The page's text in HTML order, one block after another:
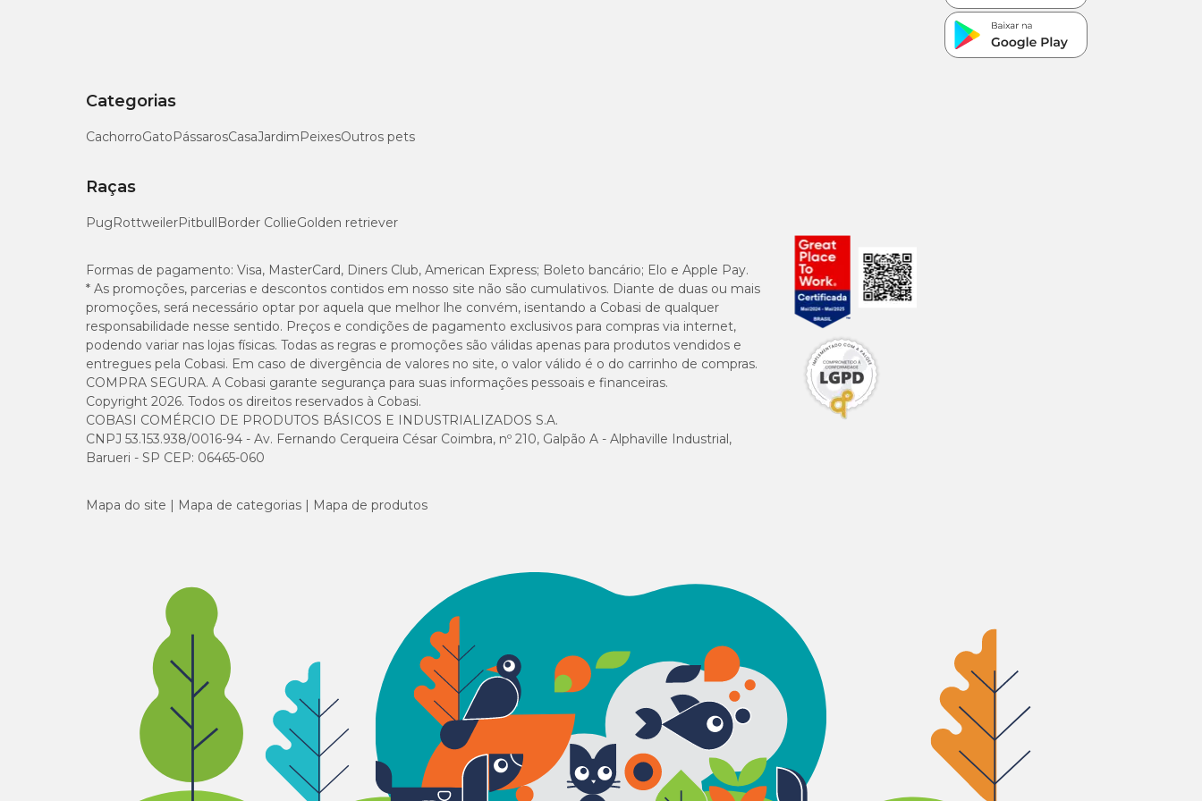
Cálcio (Máx.)
Fósforo (Mín.)
Potássio (Mín.) 5.000 mg/kg
Mananoligossacarídeos / MOS (Mín.) 220 mg/kg
Frutooligossacarídeos / FOS (Mín.) 220 mg/kg
Inulina (Mín.)
Beta glucana (Mín.)
Taurina (Mín.)
Metionina (Mín.) 7.000 mg/kg
Ômega 6 (Mín.)
Ômega 3 (Mín.) 4.000 mg/kg
Energia Metabolizável (Mín.) 3.940 kcal/kg
Categorias
CachorroGatoPássarosCasaJardimPeixesOutros pets
Raças
PugRottweilerPitbullBorder CollieGolden retriever
Formas de pagamento: Visa, MasterCard, Diners Club, American Express; Boleto bancário; Elo e Apple Pay.
* As promoções, parcerias e descontos contidos em nosso site não são cumulativos. Diante de duas ou mais
promoções, será necessário optar por aquela que melhor lhe convém, isentando a Cobasi de qualquer
responsabilidade nesse sentido. Preços e condições de pagamento exclusivos para compras via internet,
podendo variar nas lojas físicas. Todas as regras e promoções são válidas apenas para produtos vendidos e
entregues pela Cobasi. Em caso de divergência de valores no site, o valor válido é o do carrinho de compras.
COMPRA SEGURA. A Cobasi garante segurança para suas informações pessoais e financeiras.
Copyright 2026. Todos os direitos reservados à Cobasi.
COBASI COMÉRCIO DE PRODUTOS BÁSICOS E INDUSTRIALIZADOS S.A.
CNPJ 53.153.938/0016-94 - Av. Fernando Cerqueira César Coimbra, nº 210, Galpão A - Alphaville Industrial,
Barueri - SP CEP: 06465-060
Mapa do site Mapa de categorias Mapa de produtos